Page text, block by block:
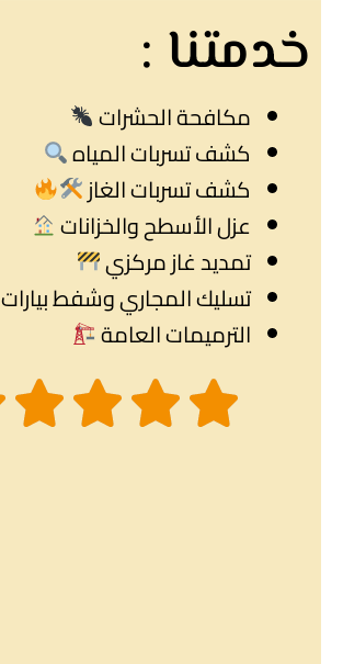
خدمتنا :
مكافحة الحشرات
كشف تسربات المياه
كشف تسربات الغاز
عزل الأسطح والخزانات
تمديد غاز مركزي
تسليك المجاري وشفط بيارات
الترميمات العامة